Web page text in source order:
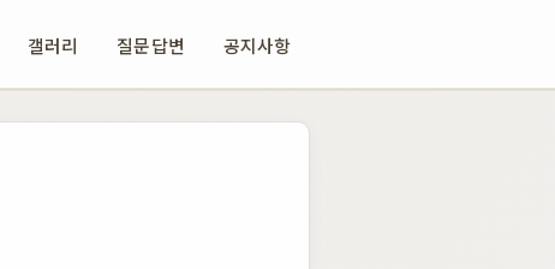
갤러리 질문답변 공지사항